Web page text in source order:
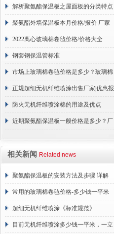
解析聚氨酯保温板之屋面板的分类特点
聚氨酯外墙保温板本月价格/报价 厂家
报价
2022离心玻璃棉卷毡价格/价格大全
钢套钢保温管标准
市场上玻璃棉卷毡价格是多少？玻璃棉
卷毡价格详情
正规超细无机纤维喷涂出售厂家|优惠报
价
防火无机纤维喷涂棉的用途及优点
近期聚氨酯保温板一般价格是多少？厂
相关新闻 Related news
聚氨酯保温板的安装方法及步骤 详解
常用的玻璃棉卷毡价格-多少钱一平米
超细无机纤维喷涂《标准规范》
目前无机纤维喷涂多少钱一平米，一立